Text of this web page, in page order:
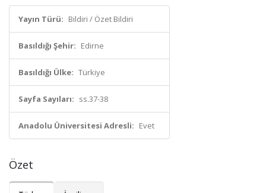
Yayın Türü: Bildiri / Özet Bildiri
Basıldığı Şehir: Edirne
Basıldığı Ülke: Türkiye
Sayfa Sayıları: ss.37-38
Anadolu Üniversitesi Adresli: Evet
Özet